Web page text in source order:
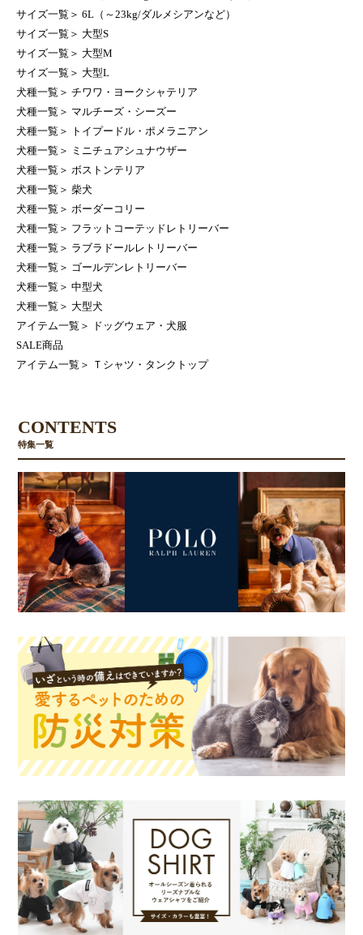
サイズ一覧 ＞ 6L（～23kg/ダルメシアンなど）
サイズ一覧 ＞ 大型S
サイズ一覧 ＞ 大型M
サイズ一覧 ＞ 大型L
犬種一覧 ＞ チワワ・ヨークシャテリア
犬種一覧 ＞ マルチーズ・シーズー
犬種一覧 ＞
トイプードル・ポメラニアン
犬種一覧 ＞
ミニチュアシュナウザー
犬種一覧 ＞ ボストンテリア
犬種一覧 ＞ 柴犬
犬種一覧 ＞ ボーダーコリー
犬種一覧 ＞ フラットコーテッドレトリーバー
犬種一覧 ＞ ラブラドールレトリーバー
犬種一覧 ＞ ゴールデンレトリーバー
犬種一覧 ＞ 中型犬
犬種一覧 ＞ 大型犬
アイテム一覧 ＞
ドッグウェア・犬服
SALE商品
アイテム一覧 ＞ Ｔシャツ・タンクトップ
CONTENTS
特集一覧